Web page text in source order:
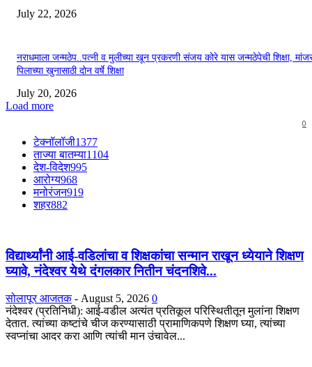
July 22, 2026
नराधमाला जन्मठेप..पत्नी व मुलीच्या खून प्रकरणी संजय कोरे यास जन्मठेपेची शिक्षा,
पिलाच्या खुनासाठी दोन वर्षे शिक्षा
July 20, 2026
Load more
0
टेक्नॉलॉजी1377
ताज्या बातम्या1104
देश-विदेश995
आरोग्य968
मनोरंजन919
शहर882
विद्यार्थ्यांनी आई-वडिलांचा व शिक्षकांचा सन्मान राखून ध्येयाने शिक्षण
घ्यावे, नंदेश्वर येथे दंगलकार नितीन चंदनशिवे...
सोलापूर आजतक - August 5, 2026 0
नंदेश्वर (प्रतिनिधी): आई-वडील अत्यंत प्रतिकूल परिस्थितीतून मुलांना शिक्षण
देतात. त्यांच्या कष्टांचे चीज करण्यासाठी प्रामाणिकपणे शिक्षण घ्या, त्यांच्या
स्वप्नांचा आदर करा आणि त्यांची मान उंचावेल...